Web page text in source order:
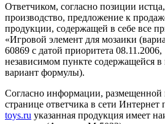
Ответчиком, согласно позиции
производство, предложение к
продукции, содержащей в себе все
«Игровой элемент для мозаики
60869 с датой приоритета
независимом пункте содержащейся
вариант формулы).
Согласно информации, размещенной
странице ответчика в сети Интернет
toys.ru указанная продукция имеет